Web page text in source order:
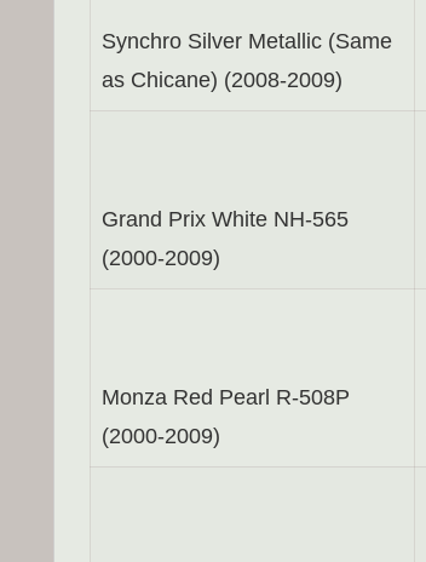
Synchro Silver Metallic (Same
as Chicane) (2008-2009)
Grand Prix White NH-565
(2000-2009)
Monza Red Pearl R-508P
(2000-2009)